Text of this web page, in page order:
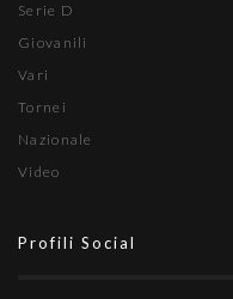
Serie D
Giovanili
Vari
Tornei
Nazionale
Video
Profili Social